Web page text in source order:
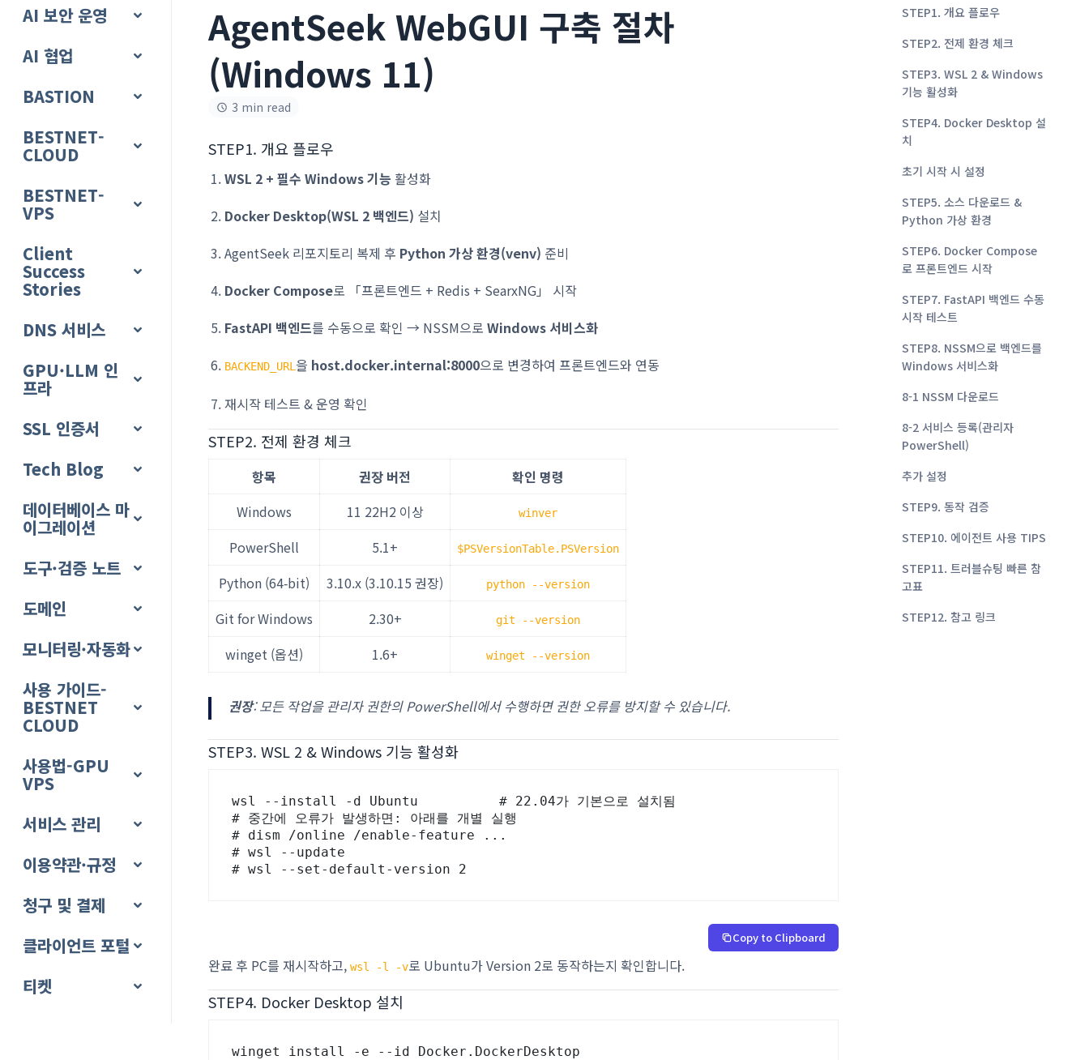
AI 보안 운영
AI 협업
BASTION
BESTNET-
CLOUD
BESTNET-
VPS
Client
Success
Stories
DNS 서비스
GPU·LLM 인
프라
SSL 인증서
Tech Blog
데이터베이스 마
이그레이션
도구·검증 노트
도메인
모니터링·자동화
사용 가이드-
BESTNET
CLOUD
사용법-GPU
VPS
서비스 관리
이용약관·규정
청구 및 결제
클라이언트 포털
티켓
AgentSeek WebGUI 구축 절차
(Windows 11)
3 min read
STEP1. 개요 플로우
WSL 2 + 필수 Windows 기능 활성화
Docker Desktop(WSL 2 백엔드) 설치
AgentSeek 리포지토리 복제 후 Python 가상 환경(venv) 준비
Docker Compose로 「프론트엔드 + Redis + SearxNG」 시작
FastAPI 백엔드를 수동으로 확인 → NSSM으로Windows 서비스화
BACKEND_URL 을 host.docker.internal:8000으로 변경하여 프론트엔드와 연동
재시작 테스트 & 운영 확인
STEP2. 전제 환경 체크
항목 권장 버전
확인 명령
Windows
11 22H2 이상 winver
PowerShell 5.1+ $PSVersionTable.PSVersion
Python (64‑bit) 3.10.x (3.10.15 권장) python --version
Git for Windows 2.30+ git --version
winget (옵션) 1.6+ winget --version
권장: 모든 작업을 관리자 권한의 PowerShell에서 수행하면 권한 오류를 방지할 수 있습니다.
STEP3. WSL 2 & Windows 기능 활성화
wsl --install -d Ubuntu          # 22.04가 기본으로 설치됨
# 중간에 오류가 발생하면: 아래를 개별 실행
# dism /online /enable-feature ...
# wsl --update
# wsl --set-default-version 2
Copy to Clipboard
완료 후 PC를 재시작하고,wsl -l -v로 Ubuntu가 Version 2로 동작하는지 확인합니다.
STEP4. Docker Desktop 설치
winget install -e --id Docker.DockerDesktop
STEP1. 개요 플로우
STEP2. 전제 환경 체크
STEP3. WSL 2 & Windows
기능 활성화
STEP4. Docker Desktop 설
치
초기 시작 시 설정
STEP5. 소스 다운로드 &
Python 가상 환경
STEP6. Docker Compose
로 프론트엔드 시작
STEP7. FastAPI 백엔드 수동
시작 테스트
STEP8. NSSM으로 백엔드를
Windows 서비스화
8-1 NSSM 다운로드
8-2 서비스 등록(관리자
PowerShell)
추가 설정
STEP9. 동작 검증
STEP10. 에이전트 사용 TIPS
STEP11. 트러블슈팅 빠른 참
고표
STEP12. 참고 링크